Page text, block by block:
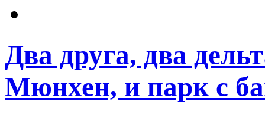
Два друга, два
Мюнхен, и парк с